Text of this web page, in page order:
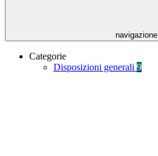
navigazione
Categorie
Disposizioni generali 9